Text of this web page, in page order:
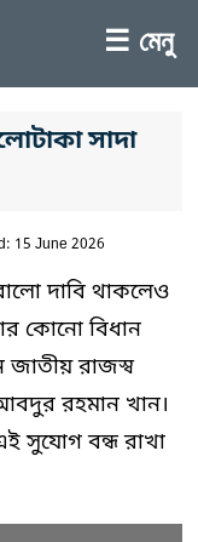
☰ মেনু
সাদা
15 June 2026
দাবি থাকলেও
কোনো বিধান
জাতীয় রাজস্ব
রহমান খান।
সুযোগ বন্ধ রাখা